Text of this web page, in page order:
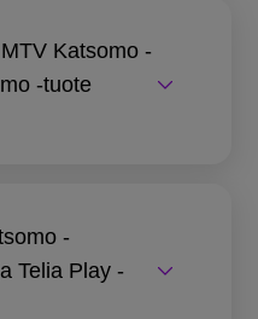
Katsomo -
-tuote
-
Telia Play -